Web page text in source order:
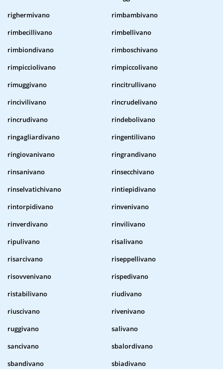
righermivano
rimbambivano
rimbecillivano
rimbellivano
rimbiondivano
rimboschivano
rimpicciolivano
rimpiccolivano
rimuggivano
rincitrullivano
rincivilivano
rincrudelivano
rincrudivano
rindebolivano
ringagliardivano
ringentilivano
ringiovanivano
ringrandivano
rinsanivano
rinsecchivano
rinselvatichivano
rintiepidivano
rintorpidivano
rinvenivano
rinverdivano
rinvilivano
ripulivano
risalivano
risarcivano
riseppellivano
risovvenivano
rispedivano
ristabilivano
riudivano
riuscivano
rivenivano
ruggivano
salivano
sancivano
sbalordivano
sbandivano
sbiadivano